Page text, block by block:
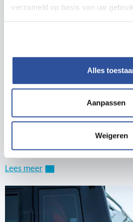
verzameld op basis van uw
Alles
Aanpassen
Weigeren
DIA incl. PAGO
Lees meer